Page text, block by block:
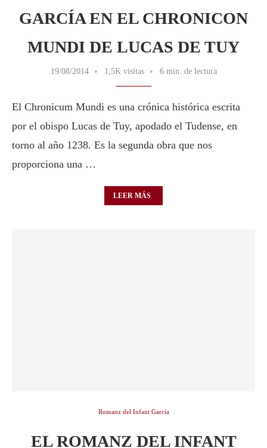
GARCÍA EN EL CHRONICON
MUNDI DE LUCAS DE TUY
19/08/2014 1,5K visitas 6 min. de lectura
El Chronicum Mundi es una crónica histórica escrita
por el obispo Lucas de Tuy, apodado el Tudense, en
torno al año 1238. Es la segunda obra que nos
proporciona una …
LEER MÁS
Romanz del Infant García
EL ROMANZ DEL INFANT